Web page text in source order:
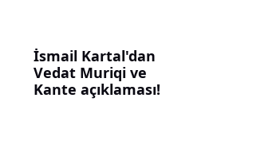
İsmail Kartal'dan
Vedat Muriqi ve
Kante açıklaması!